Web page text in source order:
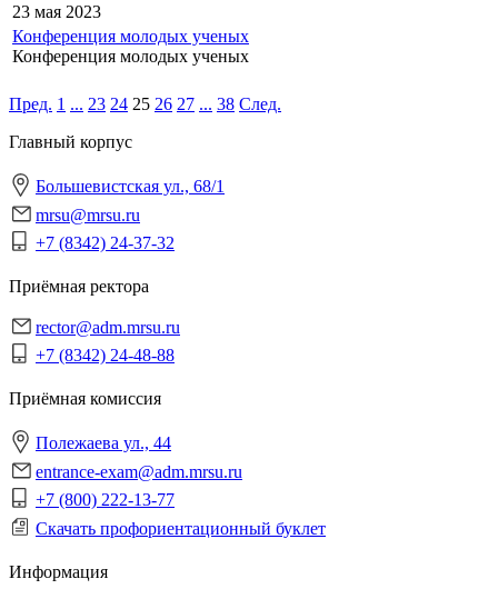
23 мая 2023
Конференция молодых ученых
Конференция молодых ученых
Пред. 1 ... 23 24 25 26 27 ... 38 След.
Главный корпус
Большевистская ул., 68/1
mrsu@mrsu.ru
+7 (8342) 24-37-32
Приёмная ректора
rector@adm.mrsu.ru
+7 (8342) 24-48-88
Приёмная комиссия
Полежаева ул., 44
entrance-exam@adm.mrsu.ru
+7 (800) 222-13-77
Скачать профориентационный буклет
Информация